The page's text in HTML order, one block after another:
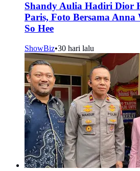
Shandy Aulia Hadiri Dior
Paris, Foto Bersama
So Hee
ShowBiz•30 hari lalu